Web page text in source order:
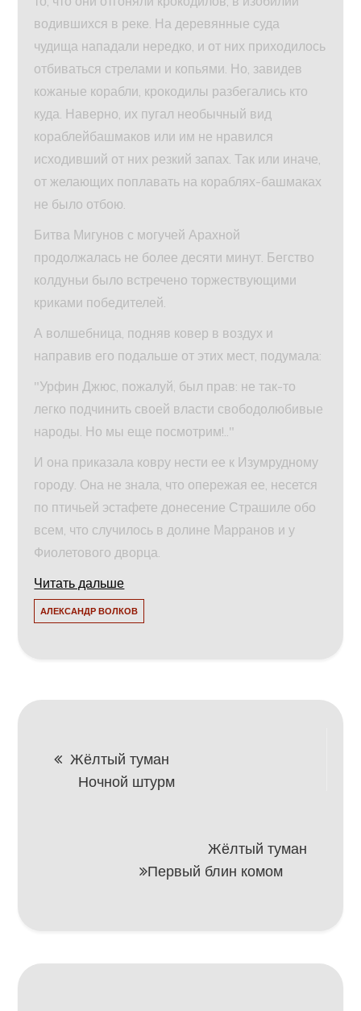
водившихся в реке. На деревянные суда
чудища нападали нередко, и от них приходилось
отбиваться стрелами и копьями. Но, завидев
кожаные корабли, крокодилы разбегались кто
куда. Наверно, их пугал необычный вид
кораблейбашмаков или им не нравился
исходивший от них резкий запах. Так или иначе,
от желающих поплавать на кораблях-башмаках
не было отбою.
Битва Мигунов с могучей Арахной
продолжалась не более десяти минут. Бегство
колдуньи было встречено торжествующими
криками победителей.
А волшебница, подняв ковер в воздух и
направив его подальше от этих мест, подумала:
"Урфин Джюс, пожалуй, был прав: не так-то
легко подчинить своей власти свободолюбивые
народы. Но мы еще посмотрим!.."
И она приказала ковру нести ее к Изумрудному
городу. Она не знала, что опережая ее, несется
по птичьей эстафете донесение Страшиле обо
всем, что случилось в долине Марранов и у
Фиолетового дворца.
Читать дальше
АЛЕКСАНДР ВОЛКОВ
Навигация
Жёлтый туман
Ночной штурм
Жёлтый туман
Первый блин комом